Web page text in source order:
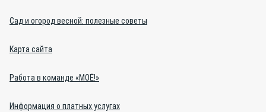
Сад и огород весной: полезные советы
Карта сайта
Работа в команде «МОЁ!»
Информация о платных услугах